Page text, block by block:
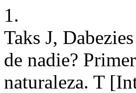
1.
Taks J,
de nadie?
naturaleza. T